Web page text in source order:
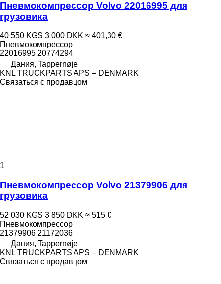
Пневмокомпрессор Volvo 22016995 для
грузовика
40 550 KGS 3 000 DKK ≈ 401,30 €
Пневмокомпрессор
22016995 20774294
Дания, Tappernøje
KNL TRUCKPARTS APS – DENMARK
Связаться с продавцом
1
Пневмокомпрессор Volvo 21379906 для
грузовика
52 030 KGS 3 850 DKK ≈ 515 €
Пневмокомпрессор
21379906 21172036
Дания, Tappernøje
KNL TRUCKPARTS APS – DENMARK
Связаться с продавцом